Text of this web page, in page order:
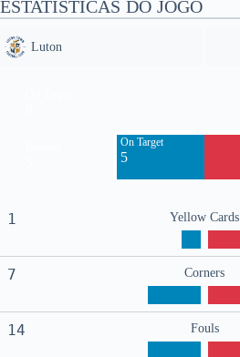
ESTATÍSTICAS DO JOGO
Luton
On Target
5
1 Yellow Cards
7 Corners
14 Fouls